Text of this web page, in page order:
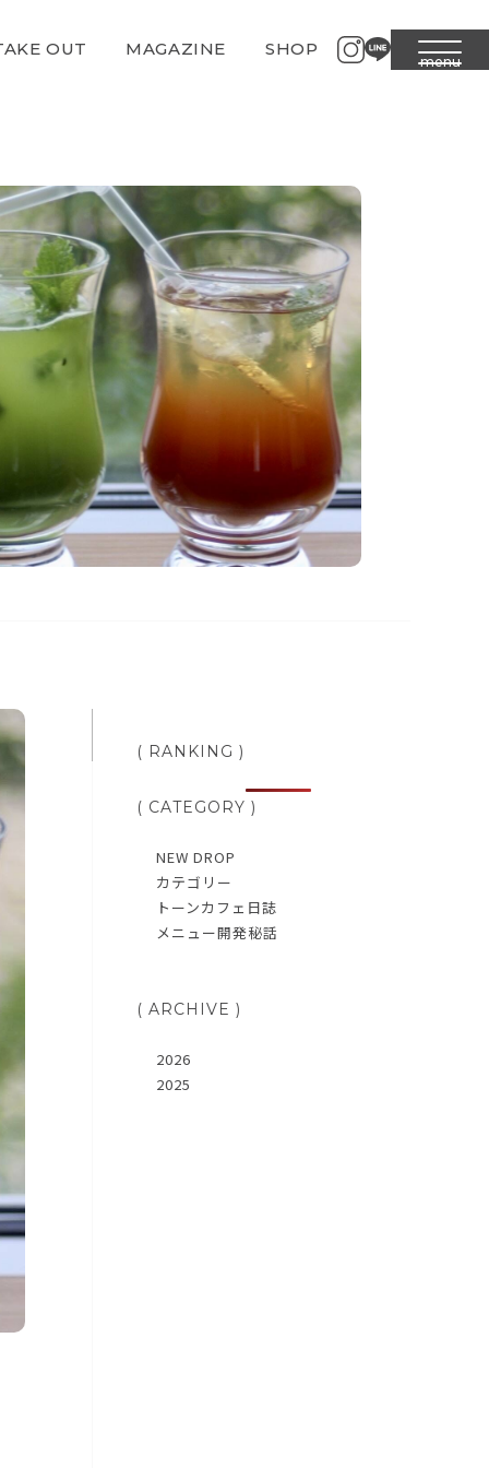
OUT MAGAZINE SHOP
( RANKING )
( CATEGORY )
NEW DROP
カテゴリー
トーンカフェ日誌
メニュー開発秘話
( ARCHIVE )
2026
2025